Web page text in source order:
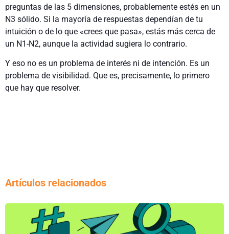
preguntas de las 5 dimensiones, probablemente estés en un
N3 sólido. Si la mayoría de respuestas dependían de tu
intuición o de lo que «crees que pasa», estás más cerca de
un N1-N2, aunque la actividad sugiera lo contrario.
Y eso no es un problema de interés ni de intención. Es un
problema de visibilidad. Que es, precisamente, lo primero
que hay que resolver.
Artículos relacionados